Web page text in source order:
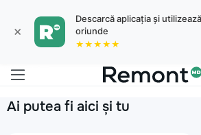
×
Descarcă aplicația și
oriunde
★★★★★
Ai putea fi aici și tu